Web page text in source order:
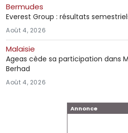
Annonce
Bermudes
Everest Group : résultats
Août 4, 2026
Malaisie
Ageas cède sa participation dans
Berhad
Août 4, 2026